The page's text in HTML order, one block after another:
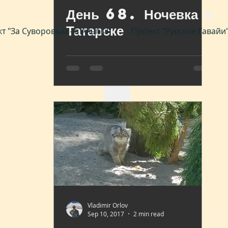
"За Суворовым - в Альпы!" Проект "Русские
1.9. Айдахо 1.10. Юта
1.11. Аризона 1.12.
1.13. Калифорния
2. До Байкала и обратно
День 68. Ночевка в
Татарске
Vladimir Orlov
Sep 10, 2017
2 min read